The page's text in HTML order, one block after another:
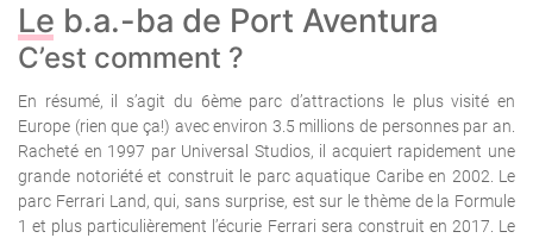
Le b.a.-ba de Port Aventura
C’est comment ?
En résumé, il s’agit du 6ème parc d’attractions le plus visité en
Europe (rien que ça!) avec environ 3.5 millions de personnes par an.
Racheté en 1997 par Universal Studios, il acquiert rapidement une
grande notoriété et construit le parc aquatique Caribe en 2002. Le
parc Ferrari Land, qui, sans surprise, est sur le thème de la Formule
1 et plus particulièrement l’écurie Ferrari sera construit en 2017. Le